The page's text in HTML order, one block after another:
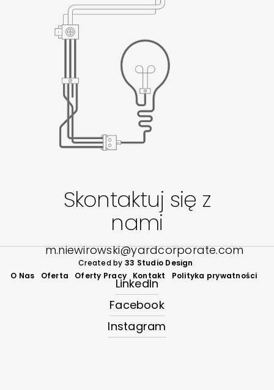
Skontaktuj się z
nami
m.niewirowski@yardcorporate.com
LinkedIn
Facebook
Instagram
Created by 33 Studio Design
O Nas
Oferta Oferty Pracy Kontakt Polityka prywatności